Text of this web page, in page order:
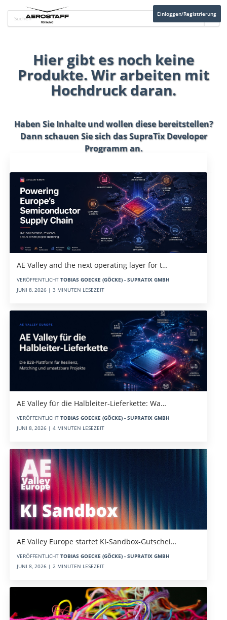
Einloggen/Registrierung
Hier gibt es noch keine
Produkte. Wir arbeiten mit
Hochdruck daran.
Haben Sie Inhalte und wollen diese bereitstellen?
Dann schauen Sie sich dasSupraTix Developer
Programman.
AE Valley and the next operating layer for t…
VERÖFFENTLICHT TOBIAS GOECKE (GÖCKE) - SUPRATIX GMBH
JUNI 8, 2026 | 3 MINUTEN LESEZEIT
AE Valley für die Halbleiter-Lieferkette: Wa…
VERÖFFENTLICHT TOBIAS GOECKE (GÖCKE) - SUPRATIX GMBH
JUNI 8, 2026 | 4 MINUTEN LESEZEIT
AE Valley Europe startet KI-Sandbox-Gutschei…
VERÖFFENTLICHT TOBIAS GOECKE (GÖCKE) - SUPRATIX GMBH
JUNI 8, 2026 | 2 MINUTEN LESEZEIT